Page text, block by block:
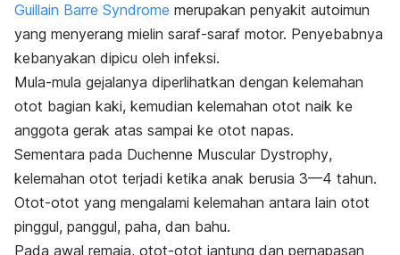
Guillain Barre Syndrome merupakan penyakit autoimun
yang menyerang mielin saraf-saraf motor. Penyebabnya
kebanyakan dipicu oleh infeksi.
Mula-mula gejalanya diperlihatkan dengan kelemahan
otot bagian kaki, kemudian kelemahan otot naik ke
anggota gerak atas sampai ke otot napas.
Sementara pada Duchenne Muscular Dystrophy,
kelemahan otot terjadi ketika anak berusia 3—4 tahun.
Otot-otot yang mengalami kelemahan antara lain otot
pinggul, panggul, paha, dan bahu.
Pada awal remaja, otot-otot jantung dan pernapasan